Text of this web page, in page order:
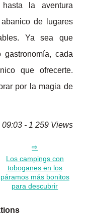
la aventura
de lugares
Ya sea que
gastronomía, cada
que ofrecerte.
por la magia de
- 1 259 Views
Los campings con
toboganes en los
páramos más bonitos
para descubrir